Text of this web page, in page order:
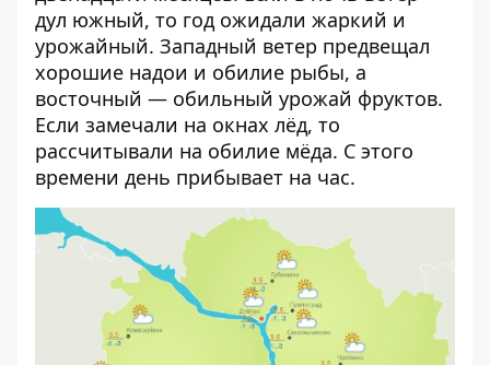
дул южный, то год ожидали жаркий и
урожайный. Западный ветер предвещал
хорошие надои и обилие рыбы, а
восточный — обильный урожай фруктов.
Если замечали на окнах лёд, то
рассчитывали на обилие мёда. С этого
времени день прибывает на час.